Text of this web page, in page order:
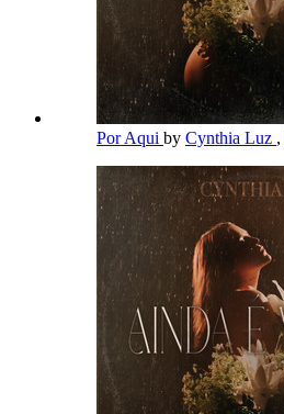
Por Aqui by Cynthia Luz ,